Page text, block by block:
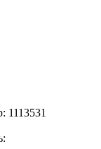
1113531